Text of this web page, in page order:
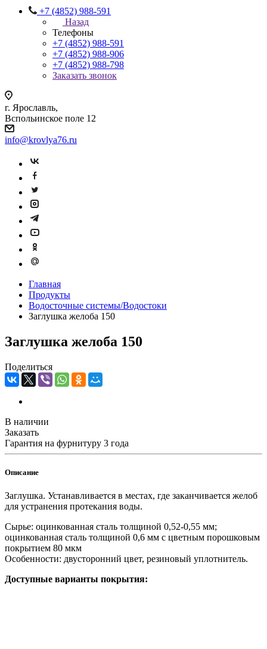
+7 (4852) 988-591
Назад
Телефоны
+7 (4852) 988-591
+7 (4852) 988-906
+7 (4852) 988-798
Заказать звонок
г. Ярославль,
Вспольинское поле 12
info@krovlya76.ru
Главная
Продукты
Водосточные системы/Водостоки
Заглушка желоба 150
Заглушка желоба 150
Поделиться
В наличии
Заказать
Гарантия на фурнитуру 3 года
Описание
Заглушка. Устанавливается в местах, где заканчивается желоб
для устранения протекания воды.
Сырье: оцинкованная сталь толщиной 0,52-0,55 мм;
оцинкованная сталь толщиной 0,6 мм с цветным порошковым
покрытием 80 мкм
Особенности: двусторонний цвет, резиновый уплотнитель.
Доступные варианты покрытия: